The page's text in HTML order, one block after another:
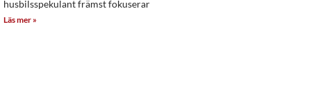
husbilsspekulant främst fokuserar
Läs mer »